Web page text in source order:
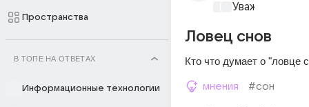
Пространства
В ТОПЕ НА ОТВЕТАХ
Информационные технологии
Уважаемый
Ловец снов
Кто что думает о "ловце
мнения #сон